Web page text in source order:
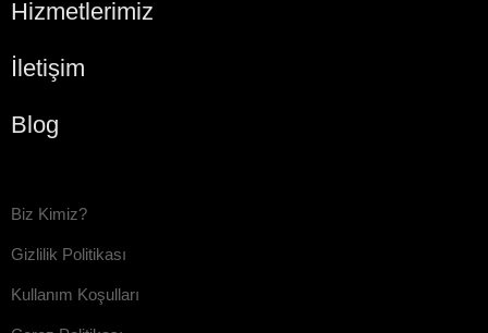
Hizmetlerimiz
İletişim
Blog
Biz Kimiz?
Gizlilik Politikası
Kullanım Koşulları